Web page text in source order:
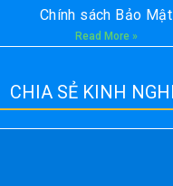
Chính sách Bảo Mật
Read More »
CHIA SẺ KINH